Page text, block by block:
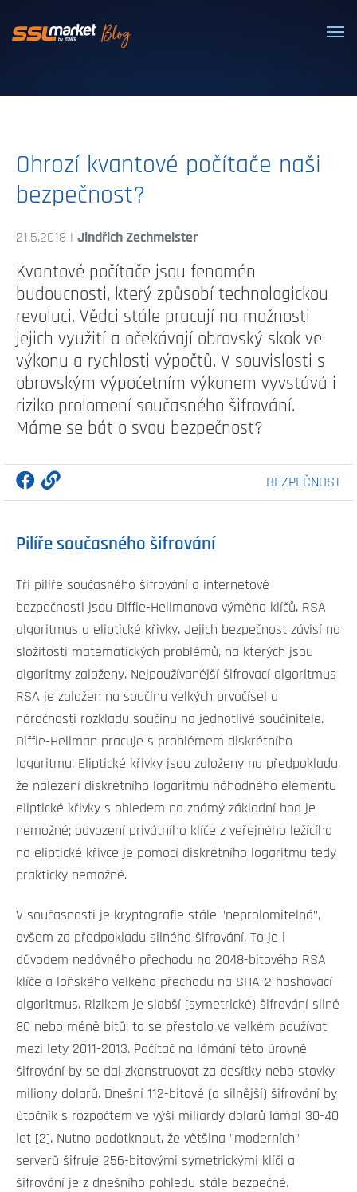
Dôveryhodné SSL/TLS certifikáty
Ohrozí kvantové počítače naši
bezpečnost?
21.5.2018 | Jindřich Zechmeister
Kvantové počítače jsou fenomén
budoucnosti, který způsobí technologickou
revoluci. Vědci stále pracují na možnosti
jejich využití a očekávají obrovský skok ve
výkonu a rychlosti výpočtů. V souvislosti s
obrovským výpočetním výkonem vyvstává i
riziko prolomení současného šifrování.
Máme se bát o svou bezpečnost?
BEZPEČNOST
Pilíře současného šifrování
Tři pilíře současného šifrování a internetové
bezpečnosti jsou Diffie-Hellmanova výměna klíčů, RSA
algoritmus a eliptické křivky. Jejich bezpečnost závisí na
složitosti matematických problémů, na kterých jsou
algoritmy založeny. Nejpoužívanější šifrovací algoritmus
RSA je založen na součinu velkých prvočísel a
náročnosti rozkladu součinu na jednotlivé součinitele.
Diffie-Hellman pracuje s problémem diskrétního
logaritmu. Eliptické křivky jsou založeny na předpokladu,
že nalezení diskrétního logaritmu náhodného elementu
eliptické křivky s ohledem na známý základní bod je
nemožné; odvození privátního klíče z veřejného ležícího
na eliptické křivce je pomocí diskrétního logaritmu tedy
prakticky nemožné.
V současnosti je kryptografie stále "neprolomitelná",
ovšem za předpokladu silného šifrování. To je i
důvodem nedávného přechodu na 2048-bitového RSA
klíče a loňského velkého přechodu na SHA-2 hashovací
algoritmus. Rizikem je slabší (symetrické) šifrování silné
80 nebo méně bitů; to se přestalo ve velkém používat
mezi lety 2011-2013. Počítač na lámání této úrovně
šifrování by se dal zkonstruovat za desítky nebo stovky
miliony dolarů. Dnešní 112-bitové (a silnější) šifrování by
útočník s rozpočtem ve výši miliardy dolarů lámal 30-40
let [2]. Nutno podotknout, že většina "moderních"
serverů šifruje 256-bitovými symetrickými klíči a
šifrování je z dnešního pohledu stále bezpečné.